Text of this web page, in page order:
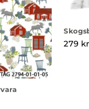
279